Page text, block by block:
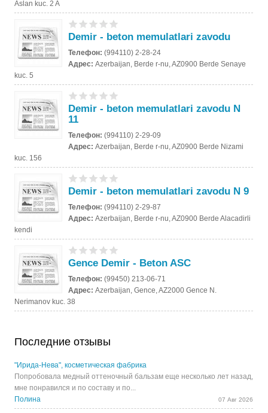
Aslan kuc. 2 A
Demir - beton memulatlari zavodu
Телефон:(994110) 2-28-24
Адрес:Azerbaijan, Berde r-nu, AZ0900 Berde Senaye
kuc. 5
Demir - beton memulatlari zavodu N
11
Телефон:(994110) 2-29-09
Адрес:Azerbaijan, Berde r-nu, AZ0900 Berde Nizami
kuc. 156
Demir - beton memulatlari zavodu N 9
Телефон:(994110) 2-29-87
Адрес:Azerbaijan, Berde r-nu, AZ0900 Berde Alacadirli
kendi
Gence Demir - Beton ASC
Телефон:(99450) 213-06-71
Адрес:Azerbaijan, Gence, AZ2000 Gence N.
Nerimanov kuc. 38
Последние отзывы
"Ирида-Нева", косметическая фабрика
Попробовала медный оттеночный бальзам еще несколько лет назад,
мне понравился и по составу и по...
Полина
07 Авг 2026